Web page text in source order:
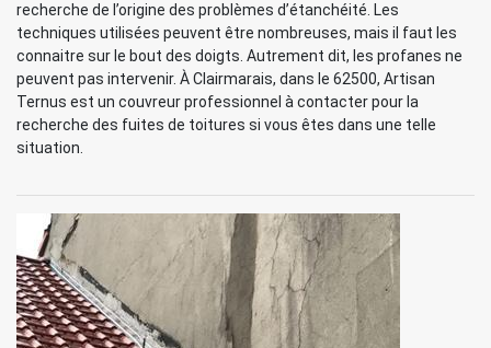
recherche de l’origine des problèmes d’étanchéité. Les
techniques utilisées peuvent être nombreuses, mais il faut les
connaitre sur le bout des doigts. Autrement dit, les profanes ne
peuvent pas intervenir. À Clairmarais, dans le 62500, Artisan
Ternus est un couvreur professionnel à contacter pour la
recherche des fuites de toitures si vous êtes dans une telle
situation.